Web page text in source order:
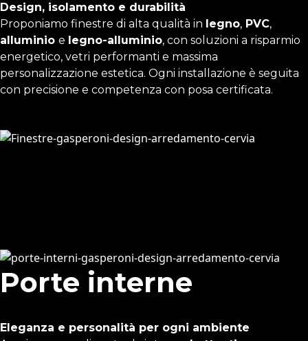
Design, isolamento e durabilità
Proponiamo finestre di alta qualità in legno, PVC,
alluminio e legno-alluminio, con soluzioni a risparmio
energetico, vetri performanti e massima
personalizzazione estetica. Ogni installazione è seguita
con precisione e competenza con posa certificata.
Porte interne
Eleganza e personalità per ogni ambiente